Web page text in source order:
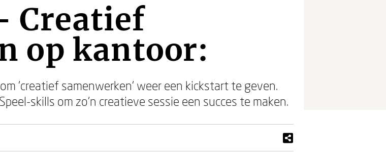
Creatief
op kantoor:
'creatief samenwerken' weer een kickstart te geven.
skills om zo'n creatieve sessie een succes te maken.